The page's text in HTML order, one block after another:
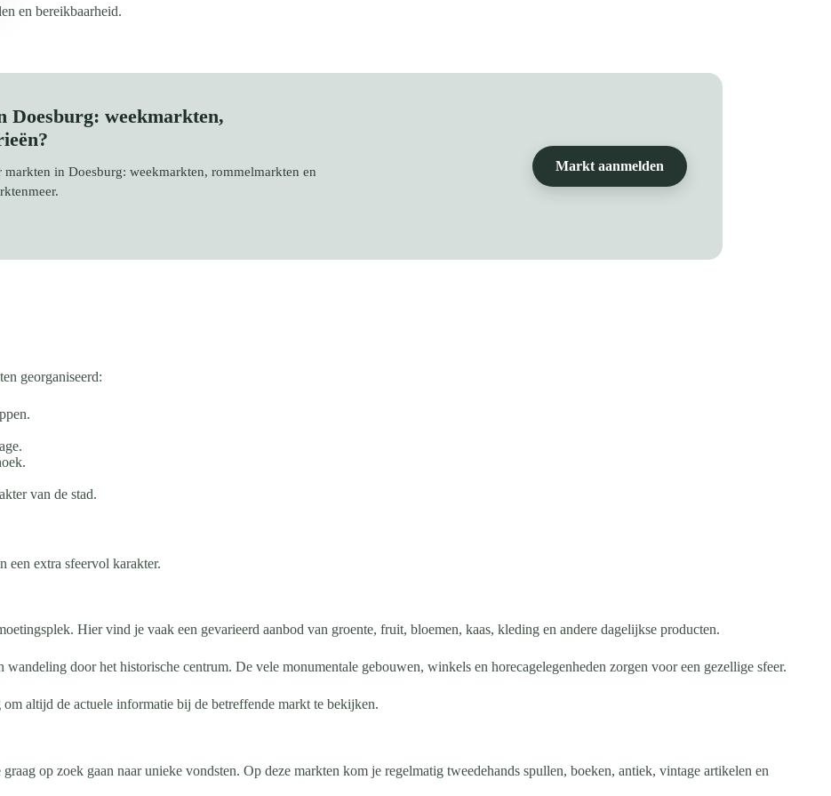
en bereikbaarheid.
Doesburg: weekmarkten,
in Doesburg: weekmarkten, rommelmarkten en
Markt aanmelden
georganiseerd:
van de stad.
een extra sfeervol karakter.
Hier vind je vaak een gevarieerd aanbod van groente, fruit, bloemen, kaas, kleding en andere dagelijkse producten.
door het historische centrum. De vele monumentale gebouwen, winkels en horecagelegenheden zorgen voor een gezellige sfeer.
altijd de actuele informatie bij de betreffende markt te bekijken.
op zoek gaan naar unieke vondsten. Op deze markten kom je regelmatig tweedehands spullen, boeken, antiek, vintage artikelen en